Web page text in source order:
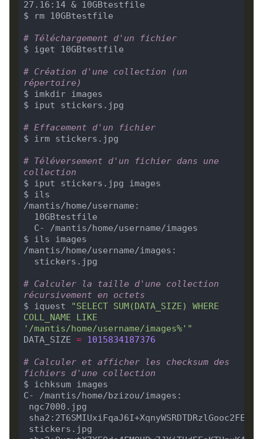
# Téléchargement d'un fichier
# Création d'une collection (un
répertoire)
# Effacement d'un fichier
# Téléversement d'un fichier dans une
collection
# Calculer la taille d'une collection
récursivement en octets
$ iquest
"SELECT SUM(DATA_SIZE) WHERE
COLL_NAME LIKE
'/mantis/home/username/images%'"
DATA_SIZE = 1015834187376
# Calculer et afficher les checksum des
fichiers d'une collection
stickers.jpg